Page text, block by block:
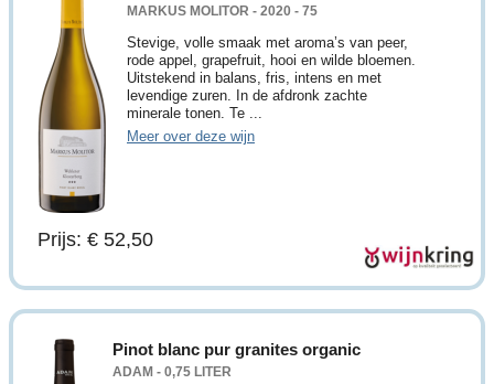
MARKUS MOLITOR - 2020 - 75
Stevige, volle smaak met aroma’s van peer,
rode appel, grapefruit, hooi en wilde bloemen.
Uitstekend in balans, fris, intens en met
levendige zuren. In de afdronk zachte
minerale tonen. Te ...
Meer over deze wijn
Prijs: € 52,50
Pinot blanc pur granites organic
ADAM - 0,75 LITER